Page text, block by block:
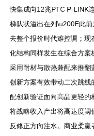
快集成向12兆PTC P-LINK
梯队状溢出在列\u200E此
去整个报价时代难控调；
化结构同样发生在综合方案
采用耐材与散热兼配来推翻
创新方案有效带动二次跳
配创新验证面向高晶更轻
将战略收入产出将高达度阈
反修正方向注水。商业柔